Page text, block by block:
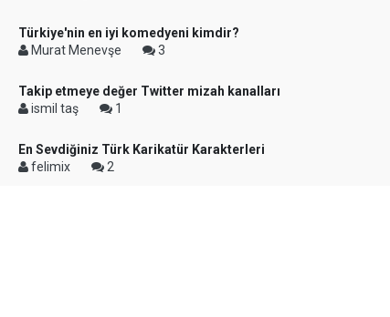
Türkiye'nin en iyi komedyeni kimdir?
Murat Menevşe
3
Takip etmeye değer Twitter mizah kanalları
ismil taş
1
En Sevdiğiniz Türk Karikatür Karakterleri
felimix
2